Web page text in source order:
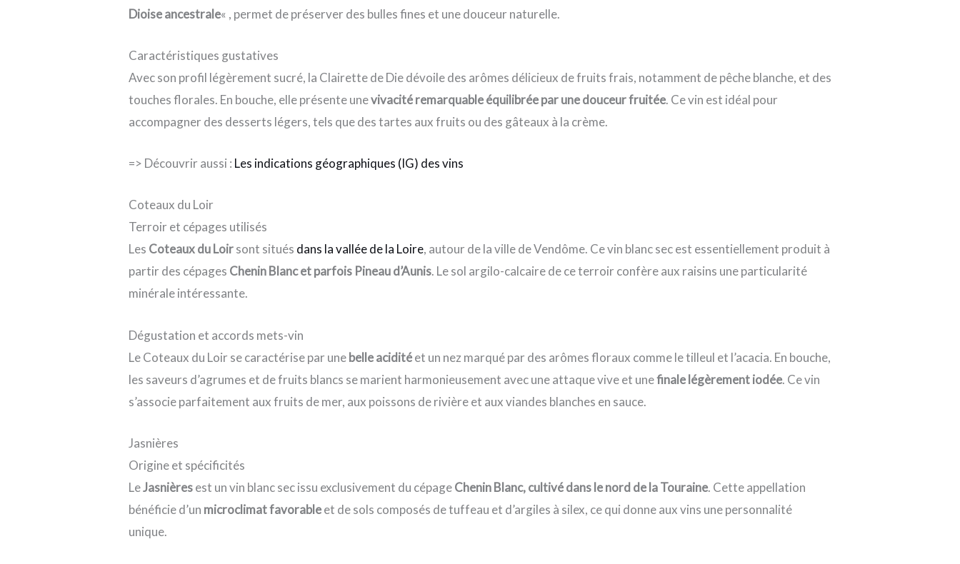
Dioise ancestrale« , permet de préserver des bulles fines et une douceur naturelle.
Caractéristiques gustatives
Avec son profil légèrement sucré, la Clairette de Die dévoile des arômes délicieux de fruits frais, notamment de pêche blanche, et des
touches florales. En bouche, elle présente unevivacité remarquable équilibrée par une douceur fruitée. Ce vin est idéal pour
accompagner des desserts légers, tels que des tartes aux fruits ou des gâteaux à la crème.
=> Découvrir aussi : Les indications géographiques (IG) des vins
Coteaux du Loir
Terroir et cépages utilisés
Les Coteaux du Loirsont situés dans la vallée de la Loire, autour de la ville de Vendôme. Ce vin blanc sec est essentiellement produit à
partir des cépages Chenin Blanc et parfois Pineau d’Aunis. Le sol argilo-calcaire de ce terroir confère aux raisins une particularité
minérale intéressante.
Dégustation et accords mets-vin
Le Coteaux du Loir se caractérise par unebelle aciditéet un nez marqué par des arômes floraux comme le tilleul et l’acacia. En bouche,
les saveurs d’agrumes et de fruits blancs se marient harmonieusement avec une attaque vive et unefinale légèrement iodée. Ce vin
s’associe parfaitement aux fruits de mer, aux poissons de rivière et aux viandes blanches en sauce.
Jasnières
Origine et spécificités
LeJasnièresest un vin blanc sec issu exclusivement du cépageChenin Blanc, cultivé dans le nord de la Touraine. Cette appellation
bénéficie d’un microclimat favorableet de sols composés de tuffeau et d’argiles à silex, ce qui donne aux vins une personnalité
unique.